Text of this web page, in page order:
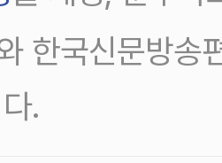
한국신문방송
.